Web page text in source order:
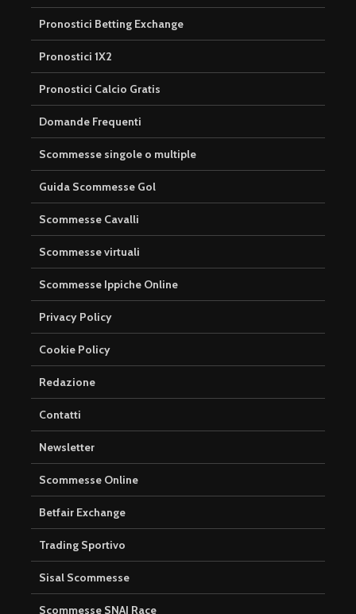
Pronostici Betting Exchange
Pronostici 1X2
Pronostici Calcio Gratis
Domande Frequenti
Scommesse singole o multiple
Guida Scommesse Gol
Scommesse Cavalli
Scommesse virtuali
Scommesse Ippiche Online
Privacy Policy
Cookie Policy
Redazione
Contatti
Newsletter
Scommesse Online
Betfair Exchange
Trading Sportivo
Sisal Scommesse
Scommesse SNAI Race